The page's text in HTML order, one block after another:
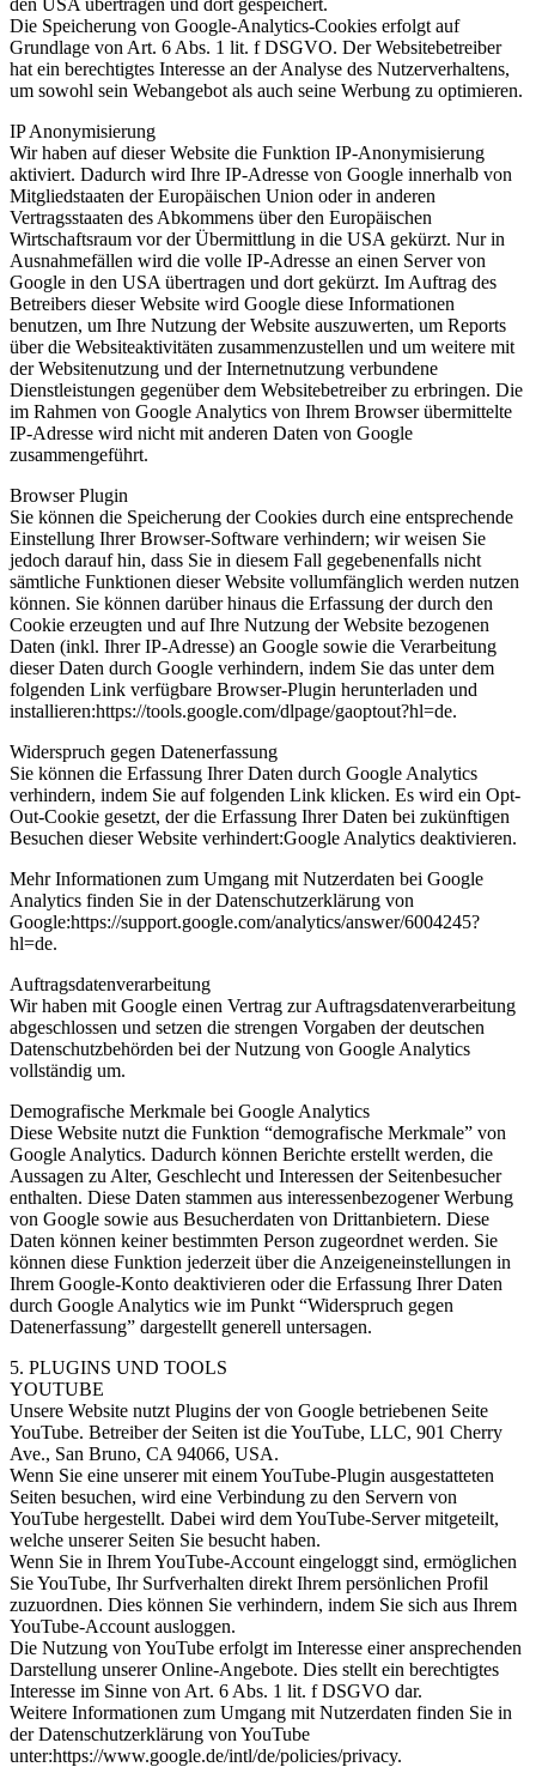
Die Speicherung von Google-Analytics-Cookies erfolgt auf
Grundlage von Art. 6 Abs. 1 lit. f DSGVO. Der Websitebetreiber
hat ein berechtigtes Interesse an der Analyse des Nutzerverhaltens,
um sowohl sein Webangebot als auch seine Werbung zu optimieren.
IP Anonymisierung
Wir haben auf dieser Website die Funktion IP-Anonymisierung
aktiviert. Dadurch wird Ihre IP-Adresse von Google innerhalb von
Mitgliedstaaten der Europäischen Union oder in anderen
Vertragsstaaten des Abkommens über den Europäischen
Wirtschaftsraum vor der Übermittlung in die USA gekürzt. Nur in
Ausnahmefällen wird die volle IP-Adresse an einen Server von
Google in den USA übertragen und dort gekürzt. Im Auftrag des
Betreibers dieser Website wird Google diese Informationen
benutzen, um Ihre Nutzung der Website auszuwerten, um Reports
über die Websiteaktivitäten zusammenzustellen und um weitere mit
der Websitenutzung und der Internetnutzung verbundene
Dienstleistungen gegenüber dem Websitebetreiber zu erbringen. Die
im Rahmen von Google Analytics von Ihrem Browser übermittelte
IP-Adresse wird nicht mit anderen Daten von Google
zusammengeführt.
Browser Plugin
Sie können die Speicherung der Cookies durch eine entsprechende
Einstellung Ihrer Browser-Software verhindern; wir weisen Sie
jedoch darauf hin, dass Sie in diesem Fall gegebenenfalls nicht
sämtliche Funktionen dieser Website vollumfänglich werden nutzen
können. Sie können darüber hinaus die Erfassung der durch den
Cookie erzeugten und auf Ihre Nutzung der Website bezogenen
Daten (inkl. Ihrer IP-Adresse) an Google sowie die Verarbeitung
dieser Daten durch Google verhindern, indem Sie das unter dem
folgenden Link verfügbare Browser-Plugin herunterladen und
installieren:https://tools.google.com/dlpage/gaoptout?hl=de.
Widerspruch gegen Datenerfassung
Sie können die Erfassung Ihrer Daten durch Google Analytics
verhindern, indem Sie auf folgenden Link klicken. Es wird ein Opt-
Out-Cookie gesetzt, der die Erfassung Ihrer Daten bei zukünftigen
Besuchen dieser Website verhindert:Google Analytics deaktivieren.
Mehr Informationen zum Umgang mit Nutzerdaten bei Google
Analytics finden Sie in der Datenschutzerklärung von
Google:https://support.google.com/analytics/answer/6004245?
hl=de.
Auftragsdatenverarbeitung
Wir haben mit Google einen Vertrag zur Auftragsdatenverarbeitung
abgeschlossen und setzen die strengen Vorgaben der deutschen
Datenschutzbehörden bei der Nutzung von Google Analytics
vollständig um.
Demografische Merkmale bei Google Analytics
Diese Website nutzt die Funktion “demografische Merkmale” von
Google Analytics. Dadurch können Berichte erstellt werden, die
Aussagen zu Alter, Geschlecht und Interessen der Seitenbesucher
enthalten. Diese Daten stammen aus interessenbezogener Werbung
von Google sowie aus Besucherdaten von Drittanbietern. Diese
Daten können keiner bestimmten Person zugeordnet werden. Sie
können diese Funktion jederzeit über die Anzeigeneinstellungen in
Ihrem Google-Konto deaktivieren oder die Erfassung Ihrer Daten
durch Google Analytics wie im Punkt “Widerspruch gegen
Datenerfassung” dargestellt generell untersagen.
5. PLUGINS UND TOOLS
YOUTUBE
Unsere Website nutzt Plugins der von Google betriebenen Seite
YouTube. Betreiber der Seiten ist die YouTube, LLC, 901 Cherry
Ave., San Bruno, CA 94066, USA.
Wenn Sie eine unserer mit einem YouTube-Plugin ausgestatteten
Seiten besuchen, wird eine Verbindung zu den Servern von
YouTube hergestellt. Dabei wird dem YouTube-Server mitgeteilt,
welche unserer Seiten Sie besucht haben.
Wenn Sie in Ihrem YouTube-Account eingeloggt sind, ermöglichen
Sie YouTube, Ihr Surfverhalten direkt Ihrem persönlichen Profil
zuzuordnen. Dies können Sie verhindern, indem Sie sich aus Ihrem
YouTube-Account ausloggen.
Die Nutzung von YouTube erfolgt im Interesse einer ansprechenden
Darstellung unserer Online-Angebote. Dies stellt ein berechtigtes
Interesse im Sinne von Art. 6 Abs. 1 lit. f DSGVO dar.
Weitere Informationen zum Umgang mit Nutzerdaten finden Sie in
der Datenschutzerklärung von YouTube
unter:https://www.google.de/intl/de/policies/privacy.